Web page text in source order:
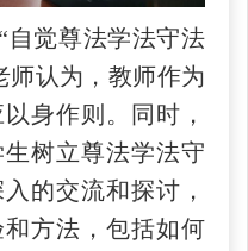
自觉尊法学法守法
师认为，教师作为
身作则。同时，
树立尊法学法守
的交流和探讨，
方法，包括如何